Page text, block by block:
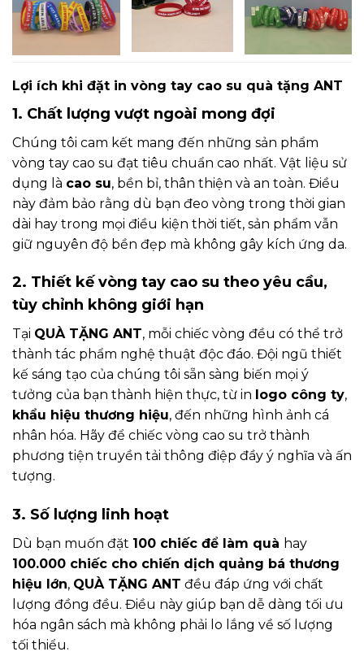
Lợi ích khi đặt in vòng tay cao su quà tặng ANT
1. Chất lượng vượt ngoài mong đợi
Chúng tôi cam kết mang đến những sản phẩm
vòng tay cao su đạt tiêu chuẩn cao nhất. Vật liệu sử
dụng là cao su, bền bỉ, thân thiện và an toàn. Điều
này đảm bảo rằng dù bạn đeo vòng trong thời gian
dài hay trong mọi điều kiện thời tiết, sản phẩm vẫn
giữ nguyên độ bền đẹp mà không gây kích ứng da.
2. Thiết kế vòng tay cao su theo yêu cầu,
tùy chỉnh không giới hạn
Tại QUÀ TẶNG ANT, mỗi chiếc vòng đều có thể trở
thành tác phẩm nghệ thuật độc đáo. Đội ngũ thiết
kế sáng tạo của chúng tôi sẵn sàng biến mọi ý
tưởng của bạn thành hiện thực, từ in logo công ty,
khẩu hiệu thương hiệu, đến những hình ảnh cá
nhân hóa. Hãy để chiếc vòng cao su trở thành
phương tiện truyền tải thông điệp đầy ý nghĩa và ấn
tượng.
3. Số lượng linh hoạt
Dù bạn muốn đặt 100 chiếc để làm quà hay
100.000 chiếc cho chiến dịch quảng bá thương
hiệu lớn, QUÀ TẶNG ANT đều đáp ứng với chất
lượng đồng đều. Điều này giúp bạn dễ dàng tối ưu
hóa ngân sách mà không phải lo lắng về số lượng
tối thiểu.